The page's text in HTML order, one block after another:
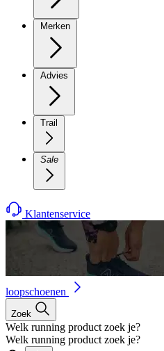
Merken
Advies
Trail
Sale
Klantenservice
loopschoenen
Zoek
Welk running product zoek je?
Welk running product zoek je?